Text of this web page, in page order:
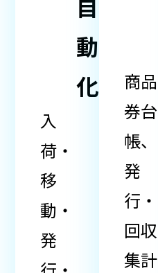
動
化
入
荷・
移
動・
発
商品
券台
帳、
発
行・
回収
集計